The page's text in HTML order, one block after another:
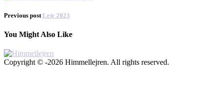
Previous post Lejr 2023
You Might Also Like
Copyright © -2026 Himmellejren. All rights reserved.